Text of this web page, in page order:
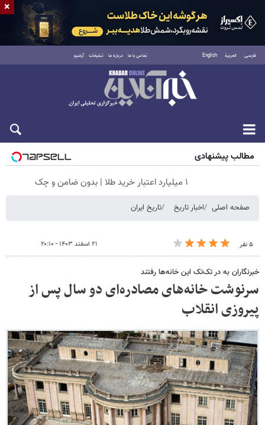
فارسی العربية English تماس با ما درباره ما تبلیغات آرشیو
شنبه ۱۷ مرداد ۱۴۰۵
مطالب پیشنهادی
۱ میلیارد اعتبار خرید طلا | بدون ضامن و چک
صفحه اصلی اخبار تاریخ تاریخ ایران
۵ نفر ۲۱ اسفند ۱۴۰۳ - ۲۰:۱۰
خبرنگاران به در تک‌تک این خانه‌ها رفتند
سرنوشت خانه‌های مصادره‌ای دو سال پس از
پیروزی انقلاب
×